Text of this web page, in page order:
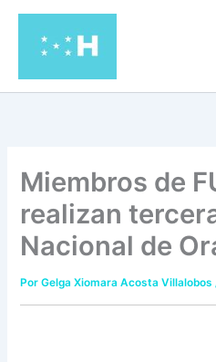
contenido
Miembros de
realizan
Nacional de
PorGelga Xiomara Acosta Villalobos